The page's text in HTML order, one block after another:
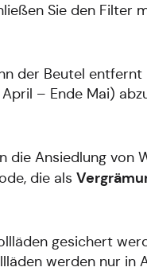
Sie den Filter
der Beutel
– Ende Mai)
die Ansiedlung von
die als
gesichert
werden nur in